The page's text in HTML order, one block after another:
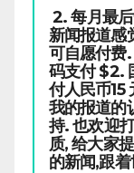
2. 每月最
新闻报道感
可自愿付费
码支付 $2.
付人民币15
我的报道的
持. 也欢迎
质, 给大家
的新闻,跟